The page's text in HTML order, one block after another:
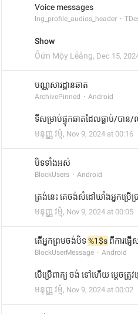
Voice messages
lng_profile_audios_header
Show
Ỗứn Mộy Lễẵng, Dec 15,
បណ្ណសារដ្ឋានឆាត
ArchivePinned Android
ទីសម្រាប់ផ្ទុកឆាតដែលធ្លាប់/បាន
មនុញ្ញ វម្ម៌, Nov 9, 2024 at 00:16
បិទទាំងអស់
BlockUsers Android
ត្រង់នេះ គេចង់សំដៅឃាំងអ្នកប្រ
មនុញ្ញ វម្ម៌, Nov 9, 2024 at 00:05
តើអ្នកព្រមចង់បិទ %1$s ពីការផ្ញ
BlockUserMessage Android
បើប្រើពាក្យ ចង់ ទៅហើយ ម្ដេចត្រូវ
មនុញ្ញ វម្ម៌, Nov 9, 2024 at 00:02